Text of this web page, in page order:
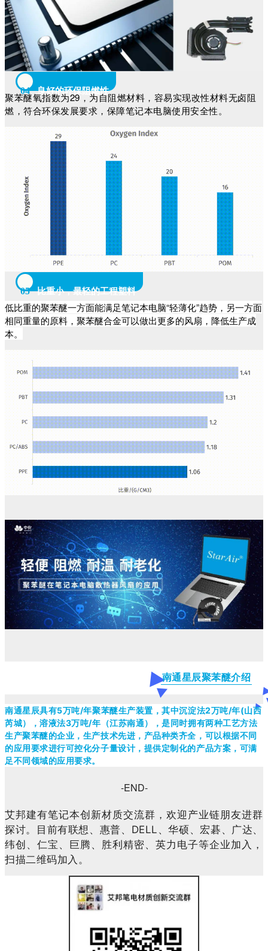
04 良好的环保阻燃性
聚苯醚氧指数为29，为自阻燃材料，容易实现改性材料无卤阻
燃，符合环保发展要求，保障笔记本电脑使用安全性。
05 比重小，最轻的工程塑料
低比重的聚苯醚一方面能满足笔记本电脑“轻薄化”趋势，另一方面
相同重量的原料，聚苯醚合金可以做出更多的风扇，降低生产成
本。
南通星辰聚苯醚介绍
南通星辰具有5万吨/年聚苯醚生产装置，其中沉淀法2万吨/年(山西
芮城），溶液法3万吨/年（江苏南通），是同时拥有两种工艺方法
生产聚苯醚的企业，生产技术先进，产品种类齐全，可以根据不同
的应用要求进行可控化分子量设计，提供定制化的产品方案，可满
足不同领域的应用要求。
-END-
艾邦建有笔记本创新材质交流群，欢迎产业链朋友进群
探讨。目前有联想、惠普、DELL、华硕、宏碁、广达、
纬创、仁宝、巨腾、胜利精密、英力电子等企业加入，
扫描二维码加入。